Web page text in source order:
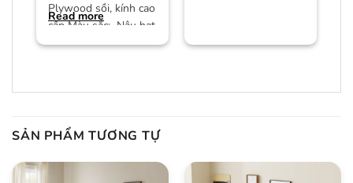
Plywood sồi, kính cao
cấp Màu sắc: Nâu hạt
dẻ/màu trần Bảo
Read more
SẢN PHẨM TƯƠNG TỰ